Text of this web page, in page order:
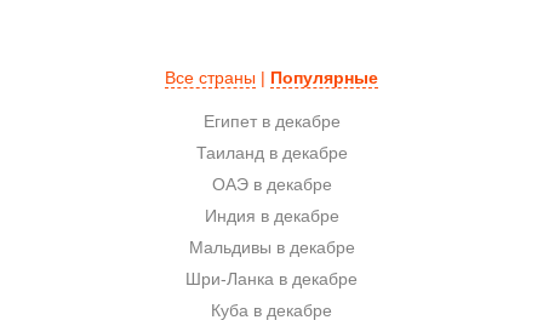
Все страны | Популярные
Египет в декабре
Таиланд в декабре
ОАЭ в декабре
Индия в декабре
Мальдивы в декабре
Шри-Ланка в декабре
Куба в декабре